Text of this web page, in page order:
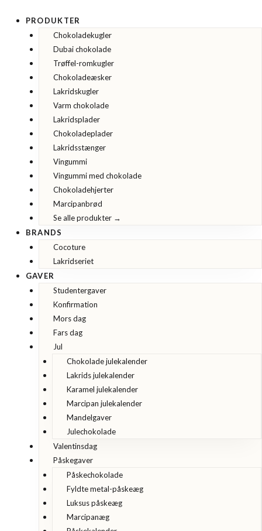
indholdet
PRODUKTER
Chokoladekugler
Dubai chokolade
Trøffel-romkugler
Chokoladeæsker
Lakridskugler
Varm chokolade
Lakridsplader
Chokoladeplader
Lakridsstænger
Vingummi
Vingummi med chokolade
Chokoladehjerter
Marcipanbrød
Se alle produkter →
BRANDS
Cocoture
Lakridseriet
GAVER
Studentergaver
Konfirmation
Mors dag
Fars dag
Jul
Chokolade julekalender
Lakrids julekalender
Karamel julekalender
Marcipan julekalender
Mandelgaver
Julechokolade
Valentinsdag
Påskegaver
Påskechokolade
Fyldte metal-påskeæg
Luksus påskeæg
Marcipanæg